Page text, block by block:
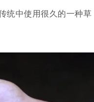
统中使用很久的一种草